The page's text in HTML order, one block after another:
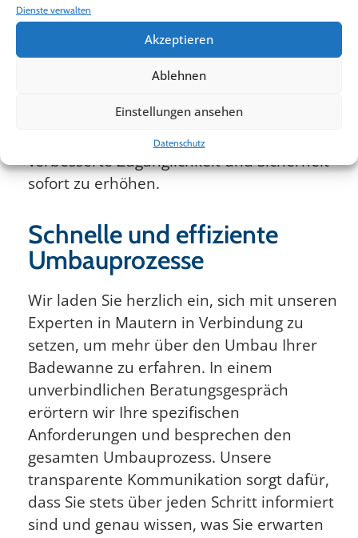
Dienste verwalten
Akzeptieren
Ablehnen
Einstellungen ansehen
Datenschutz
Einbau der Wannentür innerhalb eines
Tages abgeschlossen werden, was Ihnen
minimale Unannehmlichkeiten und eine
ermöglicht. Unsere Prozesse sind darauf
ausgelegt, Ihre Lebensqualität durch
verbesserte Zugänglichkeit und Sicherheit
sofort zu erhöhen.
Schnelle und effiziente
Umbauprozesse
Wir laden Sie herzlich ein, sich mit unseren
Experten in Mautern in Verbindung zu
setzen, um mehr über den Umbau Ihrer
Badewanne zu erfahren. In einem
unverbindlichen Beratungsgespräch
erörtern wir Ihre spezifischen
Anforderungen und besprechen den
gesamten Umbauprozess. Unsere
transparente Kommunikation sorgt dafür,
dass Sie stets über jeden Schritt informiert
sind und genau wissen, was Sie erwarten